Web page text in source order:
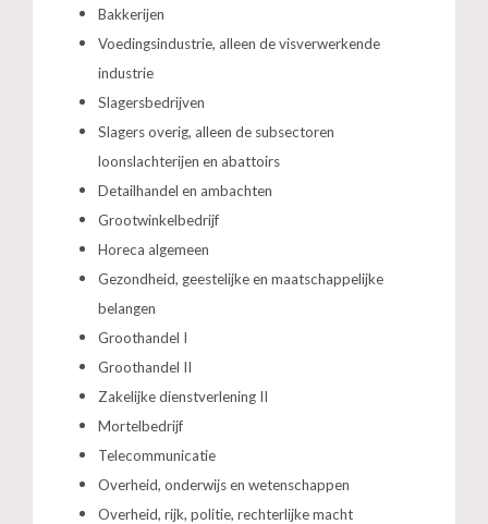
Bakkerijen
Voedingsindustrie, alleen de visverwerkende
industrie
Slagersbedrijven
Slagers overig, alleen de subsectoren
loonslachterijen en abattoirs
Detailhandel en ambachten
Grootwinkelbedrijf
Horeca algemeen
Gezondheid, geestelijke en maatschappelijke
belangen
Groothandel I
Groothandel II
Zakelijke dienstverlening II
Mortelbedrijf
Telecommunicatie
Overheid, onderwijs en wetenschappen
Overheid, rijk, politie, rechterlijke macht